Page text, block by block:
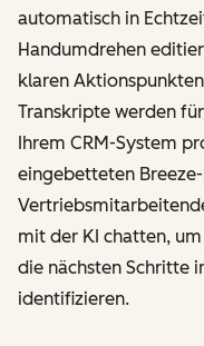
automatisch in
Handumdrehen
klaren
Transkripte werden
Ihrem CRM-System
eingebetteten
mit der KI chatten,
die nächsten Schritte
identifizieren.